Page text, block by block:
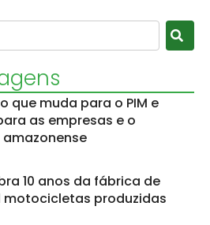
que muda para o PIM e
as empresas e o
10 anos da fábrica de
motocicletas produzidas